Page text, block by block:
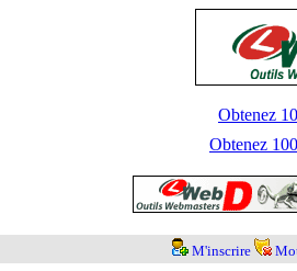
Obtenez
Obtenez
M'inscrire